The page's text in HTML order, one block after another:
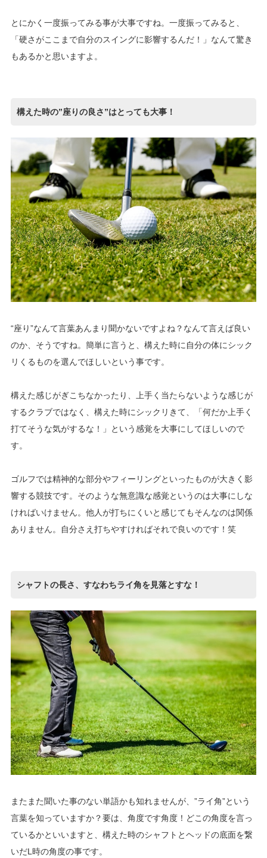
とにかく一度振ってみる事が大事ですね。一度振ってみると、
「硬さがここまで自分のスイングに影響するんだ！」なんて驚き
もあるかと思いますよ。
構えた時の”座りの良さ”はとっても大事！
“座り”なんて言葉あんまり聞かないですよね？なんて言えば良い
のか、そうですね。簡単に言うと、構えた時に自分の体にシック
リくるものを選んでほしいという事です。
構えた感じがぎこちなかったり、上手く当たらないような感じが
するクラブではなく、構えた時にシックリきて、「何だか上手く
打てそうな気がするな！」という感覚を大事にしてほしいので
す。
ゴルフでは精神的な部分やフィーリングといったものが大きく影
響する競技です。そのような無意識な感覚というのは大事にしな
ければいけません。他人が打ちにくいと感じてもそんなのは関係
ありません。自分さえ打ちやすければそれで良いのです！笑
シャフトの長さ、すなわちライ角を見落とすな！
またまた聞いた事のない単語かも知れませんが、”ライ角”という
言葉を知っていますか？要は、角度です角度！どこの角度を言っ
ているかといいますと、構えた時のシャフトとヘッドの底面を繋
いだL時の角度の事です。